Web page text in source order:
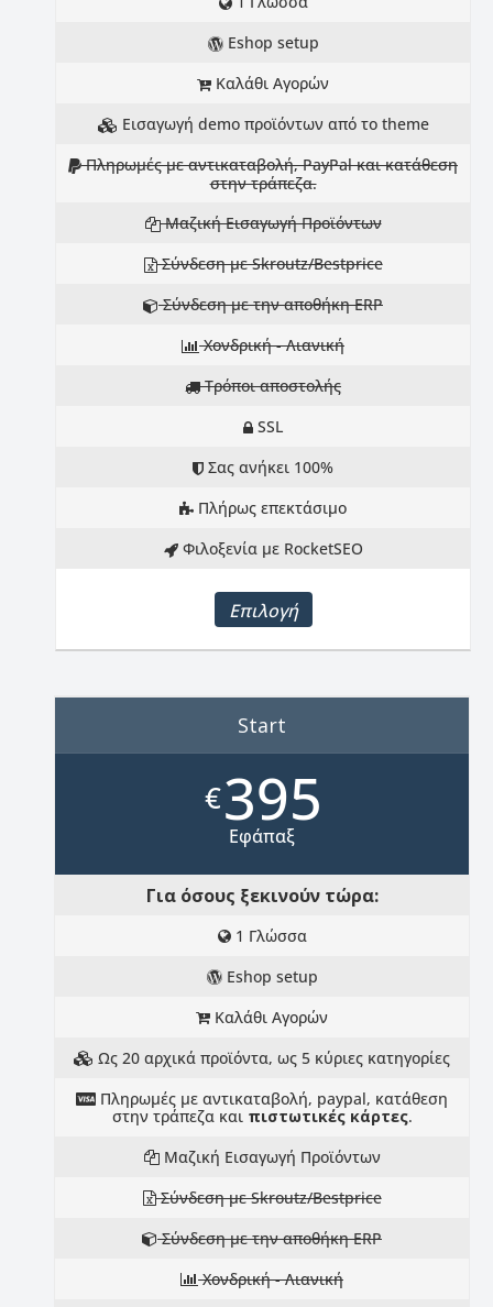
Eshop setup
Καλάθι Αγορών
Εισαγωγή demo προϊόντων από το theme
Πληρωμές με αντικαταβολή, PayPal και κατάθεση
στην τράπεζα.
Μαζική Εισαγωγή Προϊόντων
Σύνδεση με Skroutz/Bestprice
Σύνδεση με την αποθήκη ERP
Χονδρική - Λιανική
Tρόποι αποστολής
SSL
Σας ανήκει 100%
Πλήρως επεκτάσιμο
Φιλοξενία με RocketSEO
Επιλογή
Start
€395
Εφάπαξ
Για όσους ξεκινούν τώρα:
1 Γλώσσα
Eshop setup
Καλάθι Αγορών
Ως 20 αρχικά προϊόντα, ως 5 κύριες κατηγορίες
Πληρωμές με αντικαταβολή, paypal, κατάθεση
στην τράπεζα και πιστωτικές κάρτες.
Μαζική Εισαγωγή Προϊόντων
Σύνδεση με Skroutz/Bestprice
Σύνδεση με την αποθήκη ERP
Χονδρική - Λιανική